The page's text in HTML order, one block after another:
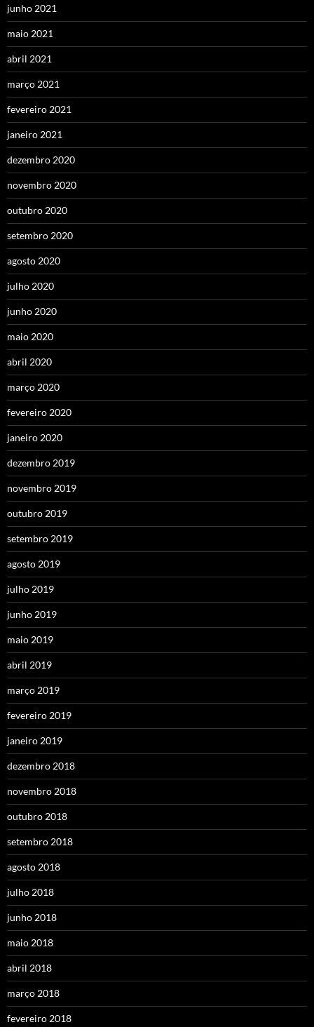
junho 2021
maio 2021
abril 2021
março 2021
fevereiro 2021
janeiro 2021
dezembro 2020
novembro 2020
outubro 2020
setembro 2020
agosto 2020
julho 2020
junho 2020
maio 2020
abril 2020
março 2020
fevereiro 2020
janeiro 2020
dezembro 2019
novembro 2019
outubro 2019
setembro 2019
agosto 2019
julho 2019
junho 2019
maio 2019
abril 2019
março 2019
fevereiro 2019
janeiro 2019
dezembro 2018
novembro 2018
outubro 2018
setembro 2018
agosto 2018
julho 2018
junho 2018
maio 2018
abril 2018
março 2018
fevereiro 2018